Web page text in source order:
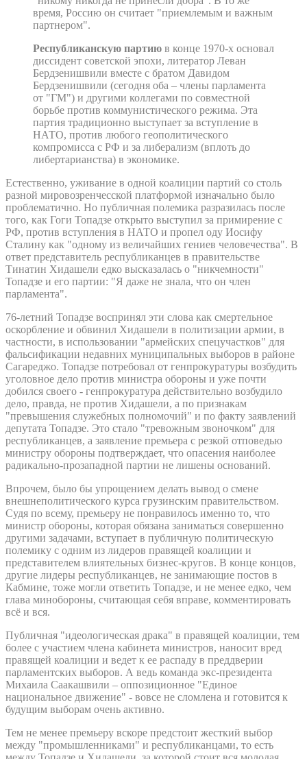
время, Россию он считает "приемлемым и важным
партнером".
Республиканскую партию в конце 1970-х основал
диссидент советской эпохи, литератор Леван
Бердзенишвили вместе с братом Давидом
Бердзенишвили (сегодня оба – члены парламента
от "ГМ") и другими коллегами по совместной
борьбе против коммунистического режима. Эта
партия традиционно выступает за вступление в
НАТО, против любого геополитического
компромисса с РФ и за либерализм (вплоть до
либертарианства) в экономике.
Естественно, уживание в одной коалиции партий со столь
разной мировозренчесской платформой изначально было
проблематично. Но публичная полемика разразилась после
того, как Гоги Топадзе открыто выступил за примирение с
РФ, против вступления в НАТО и пропел оду Иосифу
Сталину как "одному из величайших гениев человечества". В
ответ представитель республиканцев в правительстве
Тинатин Хидашели едко высказалась о "никчемности"
Топадзе и его партии: "Я даже не знала, что он член
парламента".
76-летний Топадзе воспринял эти слова как смертельное
оскорбление и обвинил Хидашели в политизации армии, в
частности, в использовании "армейских спецучастков" для
фальсификации недавних муниципальных выборов в районе
Сагареджо. Топадзе потребовал от генпрокуратуры возбудить
уголовное дело против министра обороны и уже почти
добился своего - генпрокуратура действительно возбудило
дело, правда, не против Хидашели, а по признакам
"превышения служебных полномочий" и по факту заявлений
депутата Топадзе. Это стало "тревожным звоночком" для
республиканцев, а заявление премьера с резкой отповедью
министру обороны подтверждает, что опасения наиболее
радикально-прозападной партии не лишены оснований.
Впрочем, было бы упрощением делать вывод о смене
внешнеполитического курса грузинским правительством.
Судя по всему, премьеру не понравилось именно то, что
министр обороны, которая обязана заниматься совершенно
другими задачами, вступает в публичную политическую
полемику с одним из лидеров правящей коалиции и
представителем влиятельных бизнес-кругов. В конце концов,
другие лидеры республиканцев, не занимающие постов в
Кабмине, тоже могли ответить Топадзе, и не менее едко, чем
глава минобороны, считающая себя вправе, комментировать
всё и вся.
Публичная "идеологическая драка" в правящей коалиции, тем
более с участием члена кабинета министров, наносит вред
правящей коалиции и ведет к ее распаду в преддверии
парламентских выборов. А ведь команда экс-президента
Михаила Саакашвили – оппозиционное "Единое
национальное движение" - вовсе не сломлена и готовится к
будущим выборам очень активно.
Тем не менее премьеру вскоре предстоит жесткий выбор
между "промышленниками" и республиканцами, то есть